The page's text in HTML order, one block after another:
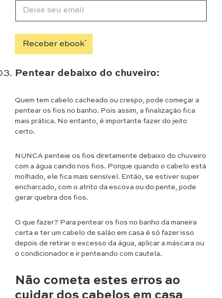
i
*
-
i
l
m
a
Receber ebook
Pentear debaixo do chuveiro:
Quem tem cabelo cacheado ou crespo, pode começar a
pentear os fios no banho. Pois assim, a finalização fica
mais prática. No entanto, é importante fazer do jeito
certo.
NUNCA penteie os fios diretamente debaixo do chuveiro
com a água caindo nos fios. Porque quando o cabelo está
molhado, ele fica mais sensível. Então, se estiver super
encharcado, com o atrito da escova ou do pente, pode
gerar quebra dos fios.
O que fazer? Para pentear os fios no banho da maneira
certa e ter um cabelo de salão em casa é só fazer isso
depois de retirar o excesso da água, aplicar a máscara ou
o condicionador e ir penteando com cautela.
Não cometa estes erros ao